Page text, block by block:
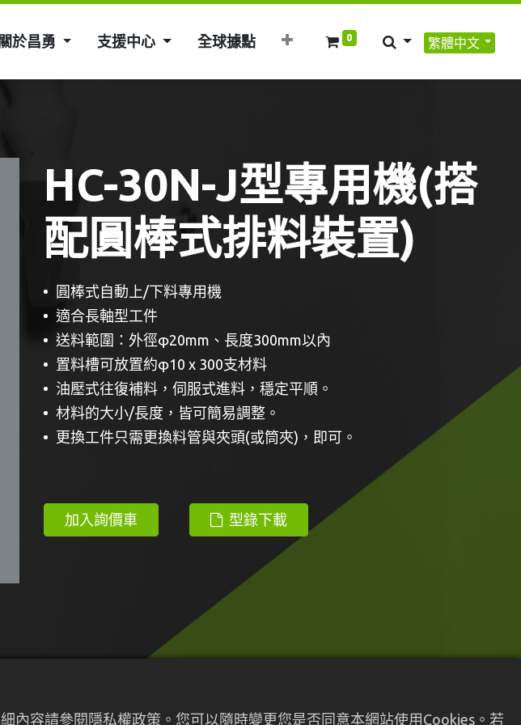
關於昌勇 支援中心 全球據點 0 繁體中文
​​​HC-30N-J型專用機(搭
配圓棒式排料裝置) ​​
圓棒式自動上/下料專用機
適合長軸型工件
送料範圍：外徑φ20mm、長度300mm以內
置料槽可放置約φ10 x 300支材料
油壓式往復補料，伺服式進料，穩定平順。
材料的大小/長度，皆可簡易調整。
更換工件只需更換料管與夾頭(或筒夾)，即可。
型錄下載
加入詢價車
內容請參閱隱私權政策。您可以隨時變更您是否同意本網站使用Cookies。若